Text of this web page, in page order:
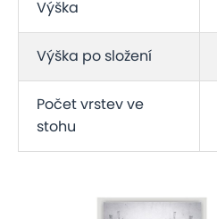
Výška
Výška po složení
Počet vrstev ve
stohu